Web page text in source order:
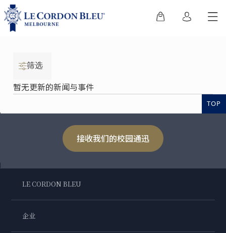
筛选
暂无更新的新闻与事件
TOP
接收我们的校园通迅
LE CORDON BLEU
企业